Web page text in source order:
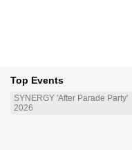
Top Events
SYNERGY 'After Parade Party'
2026